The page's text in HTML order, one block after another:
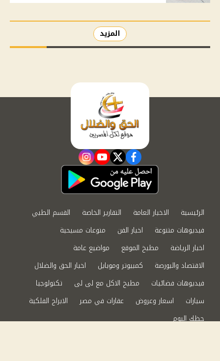
المزيد
facebook
twitter
youtube
instagram
الرئيسية الاخبار العامة التقارير الخاصة
القسم الطبي
فيديوهات متنوعة
اخبار الفن
منوعات مسيحية
اخبار الرياضة
مطبخ الموقع
مواضيع عامة
الاقتصاد والبورصة
كمبيوتر وموبايل
اخبار الحق والضلال
فيديوهات فضائيات
مطبخ الاكل مع لى لى
تكنولوجيا
سيارات
اسعار وعروض عقارات في مصر
الابراج الفلكية
حظك اليوم